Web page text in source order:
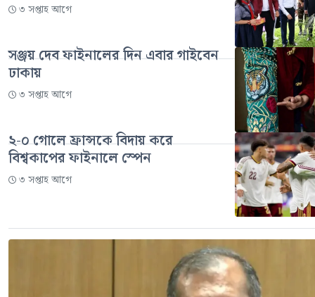
৩ সপ্তাহ আগে
সঞ্জয় দেব ফাইনালের দিন এবার গাইবেন
ঢাকায়
৩ সপ্তাহ আগে
২-০ গোলে ফ্রান্সকে বিদায় করে
বিশ্বকাপের ফাইনালে স্পেন
৩ সপ্তাহ আগে